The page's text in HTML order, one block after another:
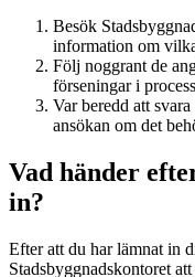
Besök
information om
Följ noggrant de
förseningar i
Var beredd att
ansökan om det
Vad händer
in?
Efter att du har lämnat in
Stadsbyggnadskontoret